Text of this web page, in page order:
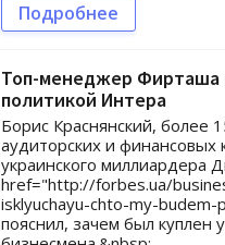
Подробнее
Топ-менеджер Фирташа
политикой Интера
Борис Краснянский, более
аудиторских и финансовых
украинского миллиардера
href="http://forbes.ua/
isklyuchayu-chto-my-
пояснил, зачем был куплен